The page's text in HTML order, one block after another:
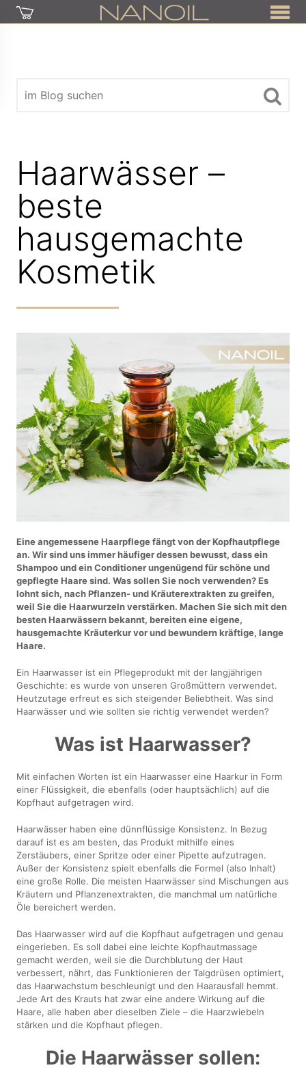
Haarwässer –
beste
hausgemachte
Kosmetik
Eine angemessene Haarpflege fängt von der Kopfhautpflege
an. Wir sind uns immer häufiger dessen bewusst, dass ein
Shampoo und ein Conditioner ungenügend für schöne und
gepflegte Haare sind. Was sollen Sie noch verwenden? Es
lohnt sich, nach Pflanzen- und Kräuterextrakten zu greifen,
weil Sie die Haarwurzeln verstärken. Machen Sie sich mit den
besten Haarwässern bekannt, bereiten eine eigene,
hausgemachte Kräuterkur vor und bewundern kräftige, lange
Haare.
Ein Haarwasser ist ein Pflegeprodukt mit der langjährigen
Geschichte: es wurde von unseren Großmüttern verwendet.
Heutzutage erfreut es sich steigender Beliebtheit. Was sind
Haarwässer und wie sollten sie richtig verwendet werden?
Was ist Haarwasser?
Mit einfachen Worten ist ein Haarwasser eine Haarkur in Form
einer Flüssigkeit, die ebenfalls (oder hauptsächlich) auf die
Kopfhaut aufgetragen wird.
Haarwässer haben eine dünnflüssige Konsistenz. In Bezug
darauf ist es am besten, das Produkt mithilfe eines
Zerstäubers, einer Spritze oder einer Pipette aufzutragen.
Außer der Konsistenz spielt ebenfalls die Formel (also Inhalt)
eine große Rolle. Die meisten Haarwässer sind Mischungen aus
Kräutern und Pflanzenextrakten, die manchmal um natürliche
Öle bereichert werden.
Das Haarwasser wird auf die Kopfhaut aufgetragen und genau
eingerieben. Es soll dabei eine leichte Kopfhautmassage
gemacht werden, weil sie die Durchblutung der Haut
verbessert, nährt, das Funktionieren der Talgdrüsen optimiert,
das Haarwachstum beschleunigt und den Haarausfall hemmt.
Jede Art des Krauts hat zwar eine andere Wirkung auf die
Haare, alle haben aber dieselben Ziele – die Haarzwiebeln
stärken und die Kopfhaut pflegen.
Die Haarwässer sollen: